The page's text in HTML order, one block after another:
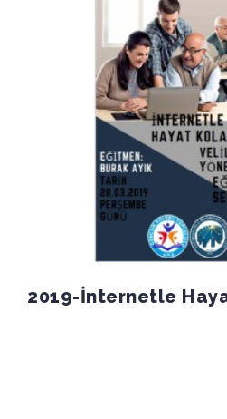
2019-İnternetle